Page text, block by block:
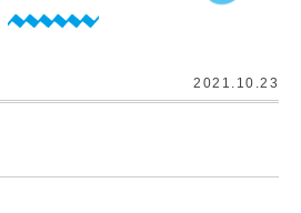
2021.10.23